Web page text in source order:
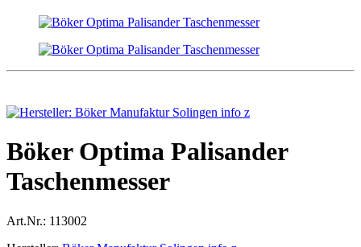
Böker Optima Palisander
Taschenmesser
Art.Nr.: 113002